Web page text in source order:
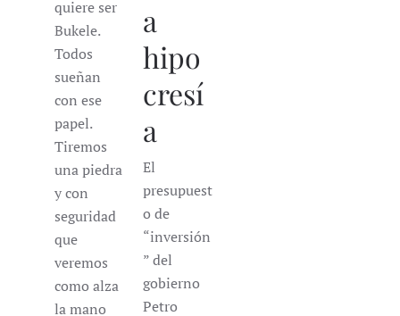
quiere ser
Bukele.
Todos
sueñan
con ese
papel.
Tiremos
una piedra
y con
seguridad
que
veremos
como alza
la mano
a
hipo
cresí
a
El
presupuest
o de
“inversión
” del
gobierno
Petro